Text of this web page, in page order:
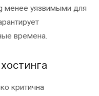
менее уязвимыми для
времена.
критична